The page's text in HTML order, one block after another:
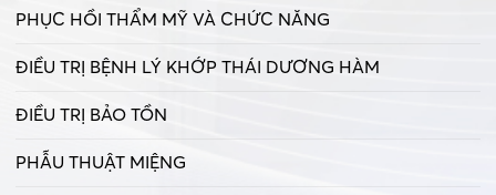
PHỤC HỒI THẨM MỸ VÀ CHỨC NĂNG
ĐIỀU TRỊ BỆNH LÝ KHỚP THÁI DƯƠNG HÀM
ĐIỀU TRỊ BẢO TỒN
PHẪU THUẬT MIỆNG